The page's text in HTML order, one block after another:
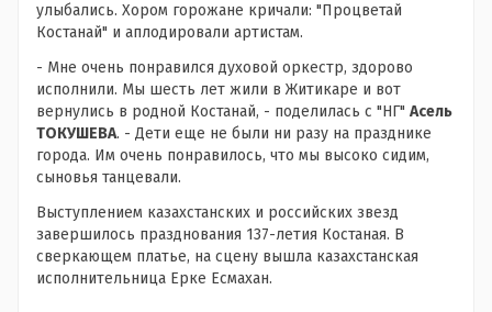
улыбались. Хором горожане кричали: "Процветай
Костанай" и аплодировали артистам.
- Мне очень понравился духовой оркестр, здорово
исполнили. Мы шесть лет жили в Житикаре и вот
вернулись в родной Костанай, - поделилась с "НГ" Асель
ТОКУШЕВА. - Дети еще не были ни разу на празднике
города. Им очень понравилось, что мы высоко сидим,
сыновья танцевали.
Выступлением казахстанских и российских звезд
завершилось празднования 137-летия Костаная. В
сверкающем платье, на сцену вышла казахстанская
исполнительница Ерке Есмахан.